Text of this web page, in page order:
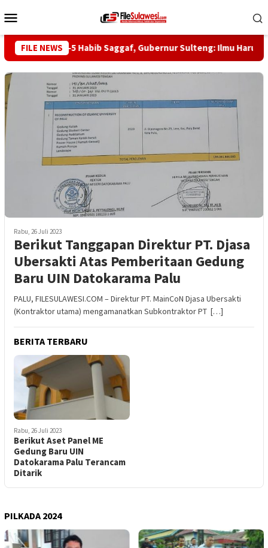
ke
Mobile
FILE NEWS
Haul ke-5 Habib Saggaf, Gubernur Sulteng: Ilmu Harus Jadi
Rabu, 26 Juli 2023
Berikut Tanggapan Direktur PT. Djasa
Ubersakti Atas Pemberitaan Gedung
Baru UIN Datokarama Palu
PALU, FILESULAWESI.COM – Direktur PT. MainCoN Djasa Ubersakti
(Kontraktor utama) mengamanatkan Subkontraktor PT […]
BERITA TERBARU
Rabu, 26 Juli 2023
Berikut Aset Panel ME
Gedung Baru UIN
Datokarama Palu Terancam
Ditarik
PILKADA 2024